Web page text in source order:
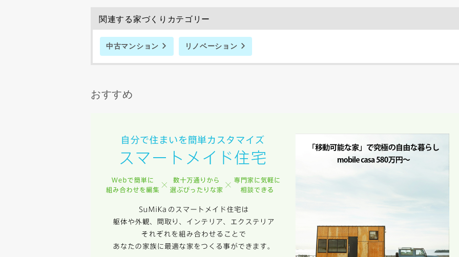
関連する家づくりカテゴリー
中古マンション リノベーション
おすすめ
完成希望時期
資料請求にあたっての注意事項
当社は，当社のプライバシーポリシー
に則って，いただいた情報を利用します。
当社はお客様からいただいた個人情報を，お客様が指定された専門家へ提供すること、また
スのご案内のために利用します。
任、その他の法律上の請求原因の如何を問わず賠償の責任を負わないものとします。
当社は、お客様が本サービスを利用することにより第三者との間で生じた紛争等について一
ないものとします。